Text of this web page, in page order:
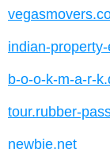
indian-
b-o-o-k-m-a-r-
tour.rubber-
newbie.net